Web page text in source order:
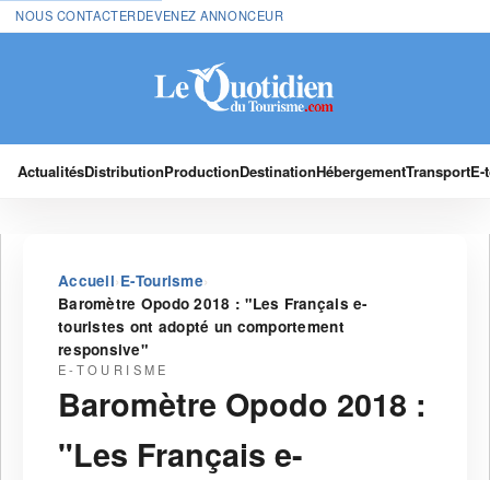
NOUS CONTACTERDEVENEZ ANNONCEUR
ActualitésDistributionProductionDestinationHébergementTransport
Accueil›E-Tourisme›
Baromètre Opodo 2018 : "Les Français e-
touristes ont adopté un comportement
responsive"
E-TOURISME
Baromètre Opodo 2018 :
"Les Français e-